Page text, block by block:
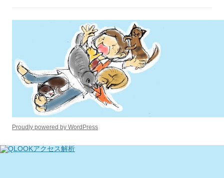
Proudly powered by WordPress